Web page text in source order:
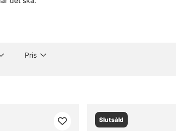
märks snabbt, särskilt när fisket drar ut på tiden
Pris
Slutsåld